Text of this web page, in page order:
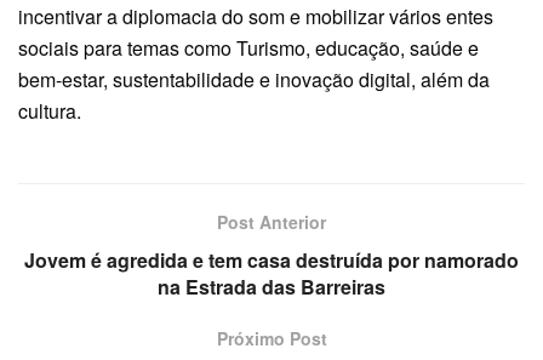
incentivar a diplomacia do som e mobilizar vários entes
sociais para temas como Turismo, educação, saúde e
bem-estar, sustentabilidade e inovação digital, além da
cultura.
Post Anterior
Jovem é agredida e tem casa destruída por namorado
na Estrada das Barreiras
Próximo Post